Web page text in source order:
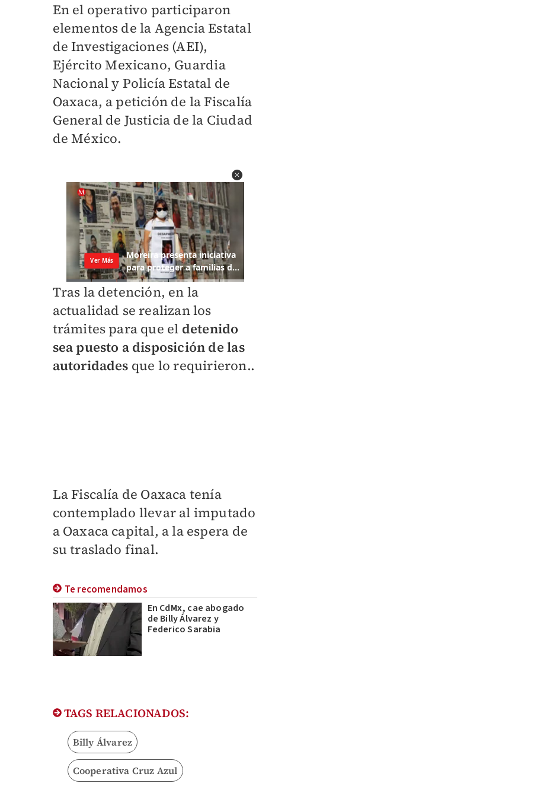
En el operativo participaron
elementos de la Agencia Estatal
de Investigaciones (AEI),
Ejército Mexicano, Guardia
Nacional y Policía Estatal de
Oaxaca, a petición de la Fiscalía
General de Justicia de la Ciudad
de México.
Tras la detención, en la
actualidad se realizan los
trámites para que el detenido
sea puesto a disposición de las
autoridades que lo requirieron..
La Fiscalía de Oaxaca tenía
contemplado llevar al imputado
a Oaxaca capital, a la espera de
su traslado final.
Te recomendamos
En CdMx, cae abogado
de Billy Álvarez y
Federico Sarabia
TAGS RELACIONADOS:
Billy Álvarez
Cooperativa Cruz Azul